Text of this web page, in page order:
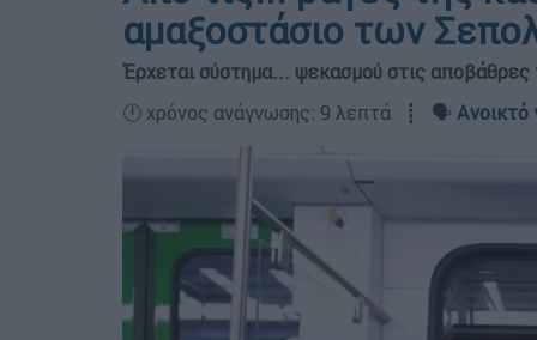
αμαξοστάσιο των
Έρχεται σύστημα... ψεκασμού στις αποβάθρες
🕛 χρόνος ανάγνωσης: 9 λεπτά ┋ 🗣️ Ανοικτό